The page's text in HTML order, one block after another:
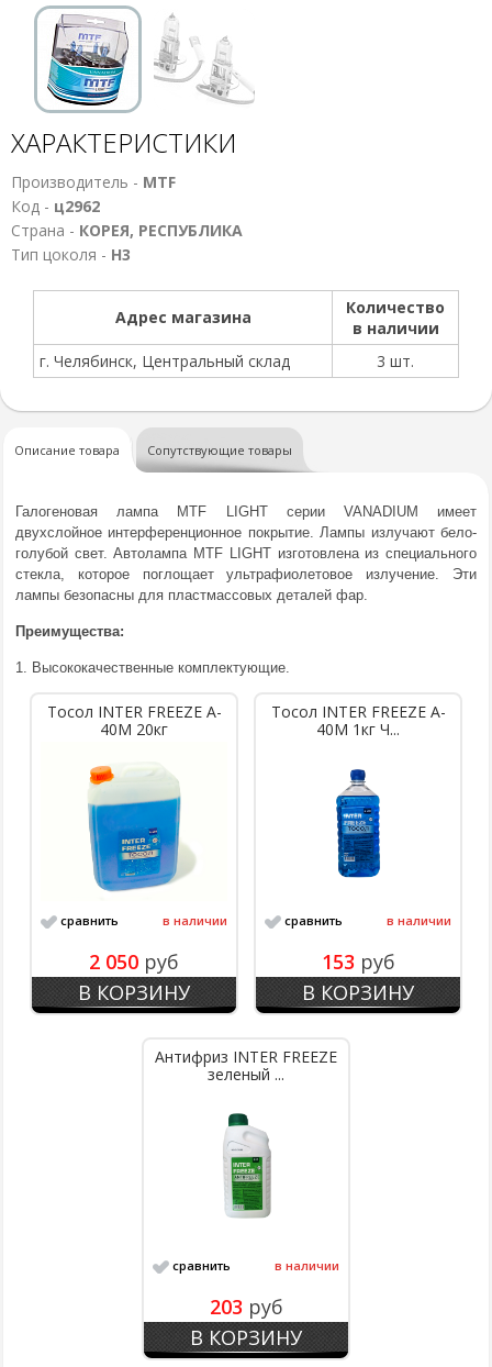
ХАРАКТЕРИСТИКИ
Производитель - MTF
Код - ц2962
Страна - КОРЕЯ, РЕСПУБЛИКА
Тип цоколя - Н3
Адрес магазина
Количество
в наличии
г. Челябинск, Центральный склад
3 шт.
Описание товара Сопутствующие товары
Галогеновая лампа MTF LIGHT серии VANADIUM имеет
двухслойное интерференционное покрытие. Лампы излучают бело-
голубой свет. Автолампа MTF LIGHT изготовлена из специального
стекла, которое поглощает ультрафиолетовое излучение. Эти
лампы безопасны для пластмассовых деталей фар.
Преимущества:
1. Высококачественные комплектующие.
Тосол INTER FREEZE A-
40M 20кг
сравнить в наличии
2 050 руб
В КОРЗИНУ
Тосол INTER FREEZE A-
40M 1кг Ч...
сравнить в наличии
153 руб
В КОРЗИНУ
Антифриз INTER FREEZE
зеленый ...
сравнить в наличии
203 руб
В КОРЗИНУ